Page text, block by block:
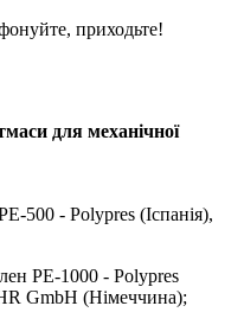
приходьте!
для механічної
500 - Polypres (Іспанія),
PE-1000 - Polypres
GmbH (Німеччина);